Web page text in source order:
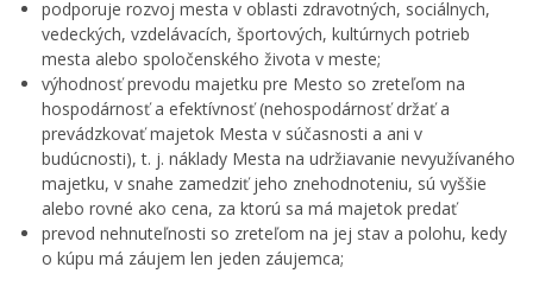
podporuje rozvoj mesta v oblasti zdravotných, sociálnych,
vedeckých, vzdelávacích, športových, kultúrnych potrieb
mesta alebo spoločenského života v meste;
výhodnosť prevodu majetku pre Mesto so zreteľom na
hospodárnosť a efektívnosť (nehospodárnosť držať a
prevádzkovať majetok Mesta v súčasnosti a ani v
budúcnosti), t. j. náklady Mesta na udržiavanie nevyužívaného
majetku, v snahe zamedziť jeho znehodnoteniu, sú vyššie
alebo rovné ako cena, za ktorú sa má majetok predať
prevod nehnuteľnosti so zreteľom na jej stav a polohu, kedy
o kúpu má záujem len jeden záujemca;